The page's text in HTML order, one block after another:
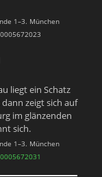
1–3. München
liegt ein Schatz
zeigt sich auf
im glänzenden
sich.
1–3. München